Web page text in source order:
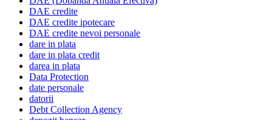
DAE credite
DAE credite ipotecare
DAE credite nevoi personale
dare in plata
dare in plata credit
darea in plata
Data Protection
date personale
datorii
Debt Collection Agency